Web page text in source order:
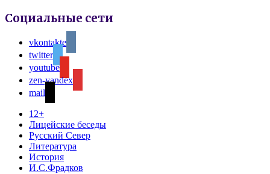
Социальные сети
vkontakte
twitter
youtube
zen-yandex
mail
12+
Лицейские беседы
Русский Север
Литература
История
И.С.Фрадков